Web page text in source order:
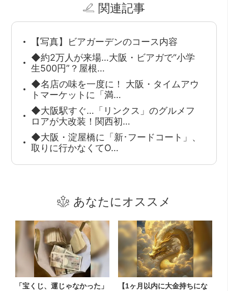
関連記事
【写真】ビアガーデンのコース内容
◆約2万人が来場…大阪・ビアガで“小学
生500円”？屋根…
◆名店の味を一度に！ 大阪・タイムアウ
トマーケットに「満…
◆大阪駅すぐ…「リンクス」のグルメフ
ロアが大改装！関西初…
◆大阪・淀屋橋に「新･フードコート」、
取りに行かなくてO…
あなたにオススメ
「宝くじ、運じゃなかった」
【1ヶ月以内に大金持ちにな